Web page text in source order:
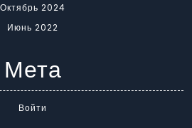
Октябрь 2024
Июнь 2022
Мета
Войти